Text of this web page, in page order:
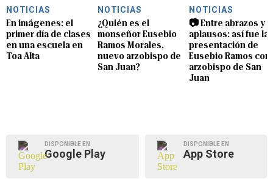
NOTICIAS
En imágenes: el
primer día de clases
en una escuela en
Toa Alta
NOTICIAS
¿Quién es el
monseñor Eusebio
Ramos Morales,
nuevo arzobispo de
San Juan?
NOTICIAS
📷 Entre abrazos y
aplausos: así fue la
presentación de
Eusebio Ramos
arzobispo de San
Juan
DISPONIBLE EN
Google Play
DISPONIBLE EN
App Store